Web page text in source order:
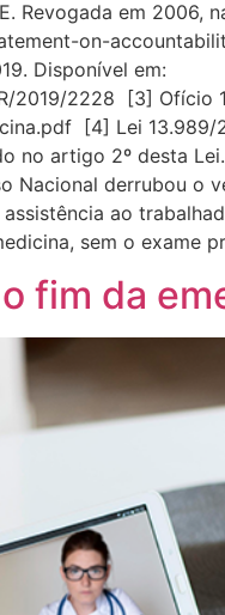
Revogada em
on-
Disponível em:
2019/2228 [3] Ofício
[4] Lei
no artigo 2º desta
Nacional derrubou
ao
sem o exame
fim da